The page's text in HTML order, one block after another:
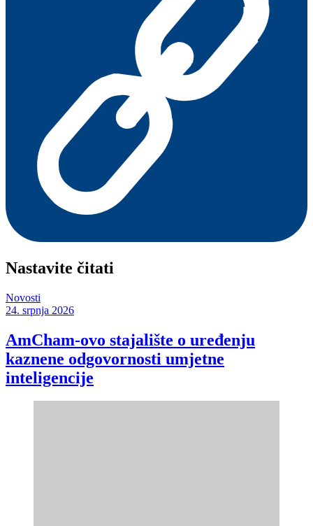
Nastavite čitati
Novosti
24. srpnja 2026
AmCham-ovo stajalište o uređenju
kaznene odgovornosti umjetne
inteligencije